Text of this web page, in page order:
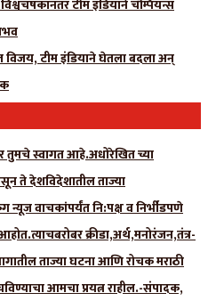
टीम इंडियाने चॅम्पियन्स
विजय, टीम इंडियाने घेतला बदला अन्
तुमचे स्वागत आहे.अधोरेखित च्या
ते देशविदेशातील ताज्या
न्यूज वाचकांपर्यंत नि:पक्ष व निर्भीडपणे
क्रीडा,अर्थ,मनोरंजन,तंत्र-
ताज्या घटना आणि रोचक मराठी
आमचा प्रयत्न राहील.-संपादक,